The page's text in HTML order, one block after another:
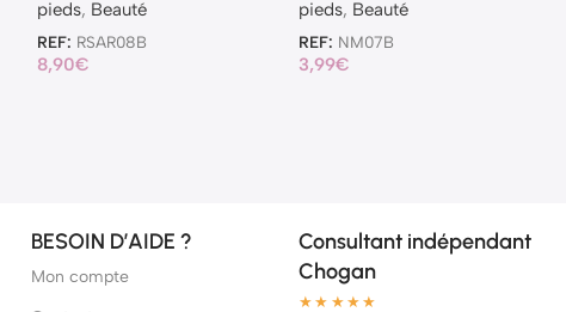
pieds, Beauté
REF: RSAR08B
8,90€
pieds, Beauté
REF: NM07B
3,99€
BESOIN D’AIDE ?
Mon compte
Consultant indépendant
Chogan
★★★★★